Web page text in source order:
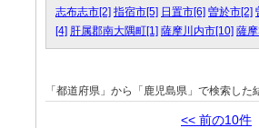
志布志市[2] 指宿市[5] 日置市[6] 曽於市[2]
[4] 肝属郡南大隅町[1] 薩摩川内市[10] 薩
「都道府県」から「鹿児島県」で検索した
<< 前の10件